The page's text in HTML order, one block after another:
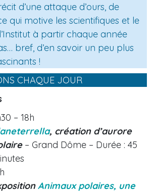
d’une attaque d’ours, de
qui motive les scientifiques et le
à partir chaque année
bref, d’en savoir un peu plus
!
CHAQUE JOUR
– 18h
, création d’aurore
– Grand Dôme – Durée : 45
Animaux polaires, une